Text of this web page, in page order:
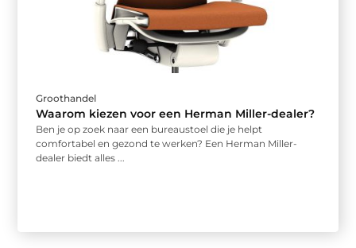
Groothandel
Waarom kiezen voor een Herman Miller-dealer?
Ben je op zoek naar een bureaustoel die je helpt
comfortabel en gezond te werken? Een Herman Miller-
dealer biedt alles ...